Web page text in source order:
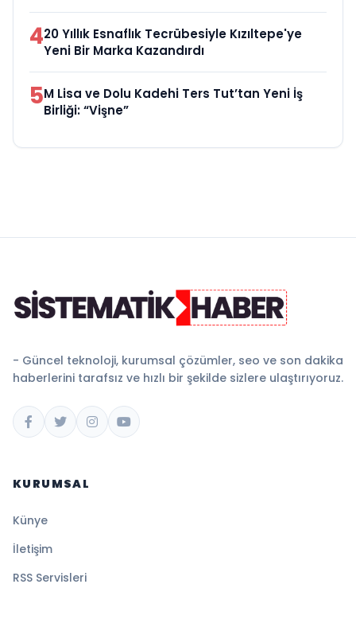
420 Yıllık Esnaflık Tecrübesiyle Kızıltepe'ye
Yeni Bir Marka Kazandırdı
5M Lisa ve Dolu Kadehi Ters Tut’tan Yeni İş
Birliği: “Vişne”
- Güncel teknoloji, kurumsal çözümler, seo ve son dakika
haberlerini tarafsız ve hızlı bir şekilde sizlere ulaştırıyoruz.
KURUMSAL
Künye
İletişim
RSS Servisleri